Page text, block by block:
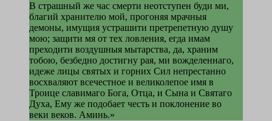
В страшный же час смерти неотступен буди ми,
благий хранителю мой, прогоняя мрачныя
демоны, имущия устрашити претрепетную душу
мою; защити мя от тех ловления, егда имам
преходити воздушныя мытарства, да, храним
тобою, безбедно достигну рая, ми вожделеннаго,
идеже лицы святых и горних Сил непрестанно
восхваляют всечестное и великолепое имя в
Троице славимаго Бога, Отца, и Сына и Святаго
Духа, Ему же подобает честь и поклонение во
веки веков. Аминь.»